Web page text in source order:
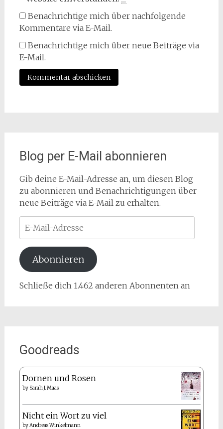
Benachrichtige mich über nachfolgende
Kommentare via E-Mail.
Benachrichtige mich über neue Beiträge via
E-Mail.
Blog per E-Mail abonnieren
Gib deine E-Mail-Adresse an, um diesen Blog
zu abonnieren und Benachrichtigungen über
neue Beiträge via E-Mail zu erhalten.
Mail-
Adresse
Abonnieren
Schließe dich 1.462 anderen Abonnenten an
Goodreads
Dornen und Rosen
by Sarah J. Maas
Nicht ein Wort zu viel
byAndreas Winkelmann